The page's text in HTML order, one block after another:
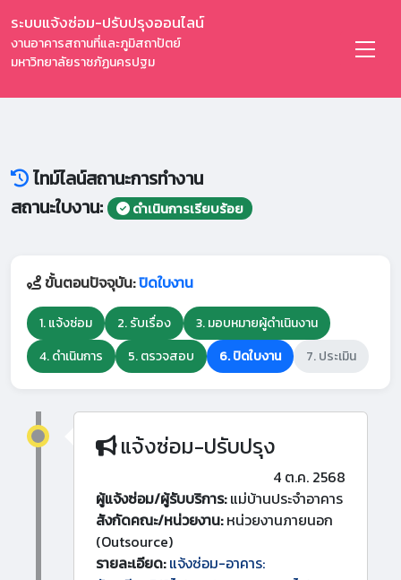
ระบบแจ้งซ่อม-ปรับปรุงออนไลน์
งานอาคารสถานที่และภูมิสถาปัตย์
มหาวิทยาลัยราชภัฏนครปฐม
ไทม์ไลน์สถานะการทำงาน
สถานะใบงาน:
ดำเนินการเรียบร้อย
ขั้นตอนปัจจุบัน:ปิดใบงาน
1. แจ้งซ่อม 2. รับเรื่อง
3. มอบหมายผู้ดำเนินงาน
4. ดำเนินการ
5. ตรวจสอบ 6. ปิดใบงาน 7. ประเมิน
แจ้งซ่อม-ปรับปรุง
4 ต.ค. 2568
ผู้แจ้งซ่อม/ผู้รับบริการ:แม่บ้านประจำอาคาร
สังกัดคณะ/หน่วยงาน:หน่วยงานภายนอก
(Outsource)
รายละเอียด: แจ้งซ่อม-อาคาร: